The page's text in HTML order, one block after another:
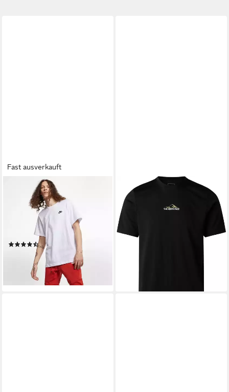
Fast ausverkauft
NIKE SPORTSWEAR
T-Shirt M NSW CLUB TEE mit
Logostickerei auf der Brust,
aus Jersey-Material, Regular
(1078)
ab 24,99 €
lieferbar - in 2-3 Werktagen bei dir
THE NORTH FACE
Kurzarmshirt M ODLES TECH
TEE TNF BLACK